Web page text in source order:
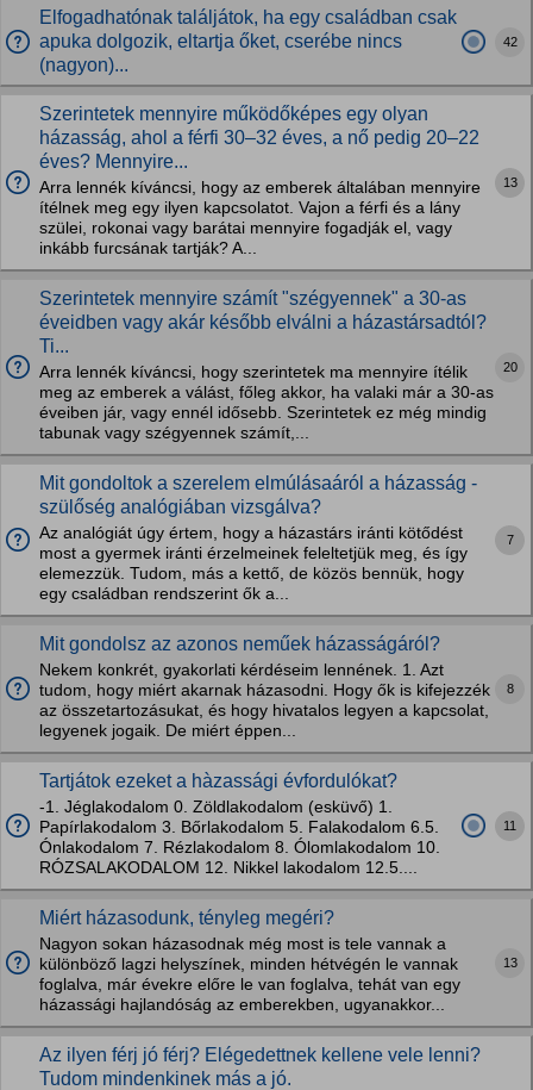
Elfogadhatónak találjátok, ha egy családban csak
apuka dolgozik, eltartja őket, cserébe nincs
(nagyon)...
42
Szerintetek mennyire működőképes egy olyan
házasság, ahol a férfi 30–32 éves, a nő pedig 20–22
éves? Mennyire...
Arra lennék kíváncsi, hogy az emberek általában mennyire
ítélnek meg egy ilyen kapcsolatot. Vajon a férfi és a lány
szülei, rokonai vagy barátai mennyire fogadják el, vagy
inkább furcsának tartják? A...
13
Szerintetek mennyire számít "szégyennek" a 30-as
éveidben vagy akár később elválni a házastársadtól?
Ti...
Arra lennék kíváncsi, hogy szerintetek ma mennyire ítélik
meg az emberek a válást, főleg akkor, ha valaki már a 30-as
éveiben jár, vagy ennél idősebb. Szerintetek ez még mindig
tabunak vagy szégyennek számít,...
20
Mit gondoltok a szerelem elmúlásaáról a házasság -
szülőség analógiában vizsgálva?
Az analógiát úgy értem, hogy a házastárs iránti kötődést
most a gyermek iránti érzelmeinek feleltetjük meg, és így
elemezzük. Tudom, más a kettő, de közös bennük, hogy
egy családban rendszerint ők a...
7
Mit gondolsz az azonos neműek házasságáról?
Nekem konkrét, gyakorlati kérdéseim lennének. 1. Azt
tudom, hogy miért akarnak házasodni. Hogy ők is kifejezzék
az összetartozásukat, és hogy hivatalos legyen a kapcsolat,
legyenek jogaik. De miért éppen...
8
Tartjátok ezeket a hàzassági évfordulókat?
-1. Jéglakodalom 0. Zöldlakodalom (esküvő) 1.
Papírlakodalom 3. Bőrlakodalom 5. Falakodalom 6.5.
Ónlakodalom 7. Rézlakodalom 8. Ólomlakodalom 10.
RÓZSALAKODALOM 12. Nikkel lakodalom 12.5....
11
Miért házasodunk, tényleg megéri?
Nagyon sokan házasodnak még most is tele vannak a
különböző lagzi helyszínek, minden hétvégén le vannak
foglalva, már évekre előre le van foglalva, tehát van egy
házassági hajlandóság az emberekben, ugyanakkor...
13
Az ilyen férj jó férj? Elégedettnek kellene vele lenni?
Tudom mindenkinek más a jó.